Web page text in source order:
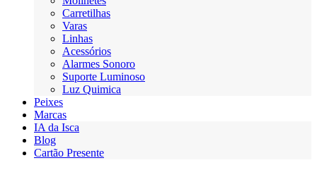
Carretilhas
Varas
Linhas
Acessórios
Alarmes Sonoro
Suporte Luminoso
Luz Quimica
Peixes
Marcas
IA da Isca
Blog
Cartão Presente